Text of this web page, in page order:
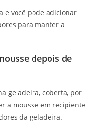
e você pode adicionar
para manter a
depois de
geladeira, coberta, por
a mousse em recipiente
da geladeira.